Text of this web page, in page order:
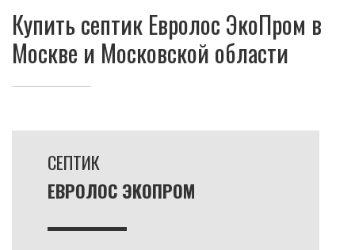
Купить септик Евролос ЭкоПром в
Москве и Московской области
СЕПТИК
ЕВРОЛОС ЭКОПРОМ